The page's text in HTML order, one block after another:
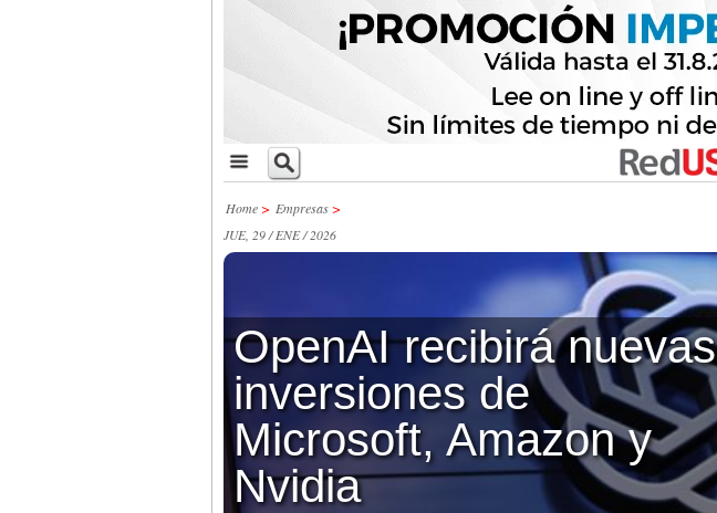
Home> Empresas>
JUE, 29 / ENE / 2026
OpenAI recibirá nuevas
inversiones de
Microsoft, Amazon y
Nvidia